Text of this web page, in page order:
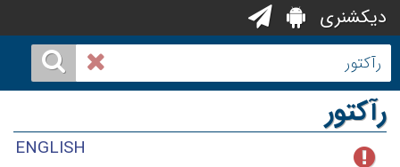
دیکشنری
رآکتور
ENGLISH